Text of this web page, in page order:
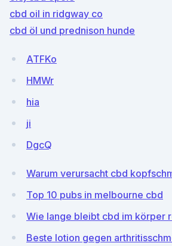
cbd oil in ridgway co
cbd öl und prednison hunde
ATFKo
HMWr
hia
ji
DgcQ
Warum verursacht cbd
Top 10 pubs in melbourne cbd
Wie lange bleibt cbd im körper
Beste lotion gegen